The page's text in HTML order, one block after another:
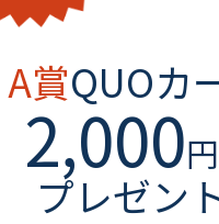
A賞QUOカ
2,000
プレゼン